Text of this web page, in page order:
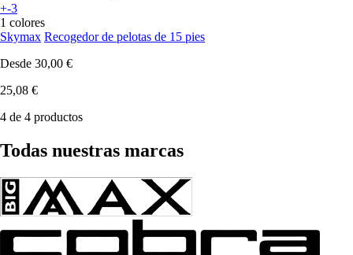
+-3
1 colores
Skymax Recogedor de pelotas de 15 pies
Desde 30,00 €
25,08 €
4 de 4 productos
Todas nuestras marcas